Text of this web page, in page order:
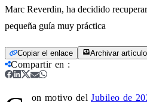
Marc Reverdin, ha decidido
pequeña guía muy práctica
Copiar el enlace Archivar artículo
Compartir en :
on motivo del Jubileo de